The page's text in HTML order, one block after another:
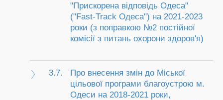
"Прискорена відповідь Одеса"
("Fast-Track Одеса") на 2021-2023
роки (з поправкою №2 постійної
комісії з питань охорони здоров'я)
3.7.
Про внесення змін до Міської
цільової програми благоустрою м.
Одеси на 2018-2021 роки,